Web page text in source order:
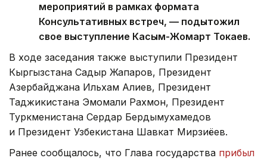
мероприятий в рамках формата
Консультативных встреч, — подытожил
свое выступление Касым-Жомарт Токаев.
В ходе заседания также выступили Президент
Кыргызстана Садыр Жапаров, Президент
Азербайджана Ильхам Алиев, Президент
Таджикистана Эмомали Рахмон, Президент
Туркменистана Сердар Бердымухамедов
и Президент Узбекистана Шавкат Мирзиёев.
Ранее сообщалось, что Глава государства прибыл